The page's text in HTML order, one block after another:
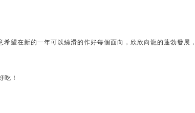
望在新的一年可以絲滑的作好每個面向，欣欣向龍的蓬勃發展
吃！